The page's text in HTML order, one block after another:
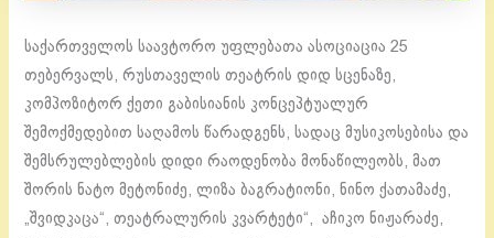
საქართველოს საავტორო უფლებათა ასოციაცია 25
თებერვალს, რუსთაველის თეატრის დიდ სცენაზე,
კომპოზიტორ ქეთი გაბისიანის კონცეპტუალურ
შემოქმედებით საღამოს წარადგენს, სადაც მუსიკოსებისა და
შემსრულებლების დიდი რაოდენობა მონაწილეობს, მათ
შორის ნატო მეტონიძე, ლიზა ბაგრატიონი, ნინო ქათამაძე,
„შვიდკაცა“, თეატრალურის კვარტეტი“, აჩიკო ნიჟარაძე,